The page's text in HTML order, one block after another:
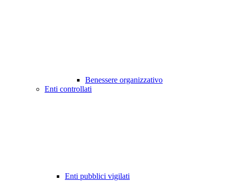
Benessere organizzativo
Enti controllati
Enti pubblici vigilati